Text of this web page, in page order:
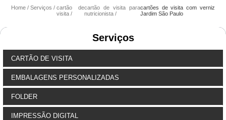
Home Serviços
cartão de
visita
cartão de visita para
nutricionista
cartões de visita com verniz
Jardim São Paulo
Serviços
CARTÃO DE VISITA
EMBALAGENS PERSONALIZADAS
FOLDER
IMPRESSÃO DIGITAL